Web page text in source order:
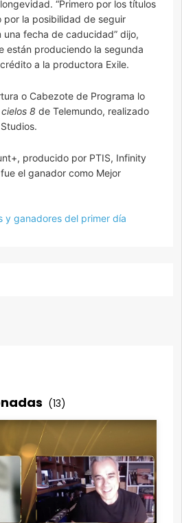
“Primero por los títulos
la posibilidad de seguir
una fecha de caducidad” dijo,
están produciendo la segunda
a la productora Exile.
o Cabezote de Programa lo
8 de Telemundo, realizado
producido por PTIS, Infinity
el ganador como ​​Mejor
y ganadores del primer día
(13)